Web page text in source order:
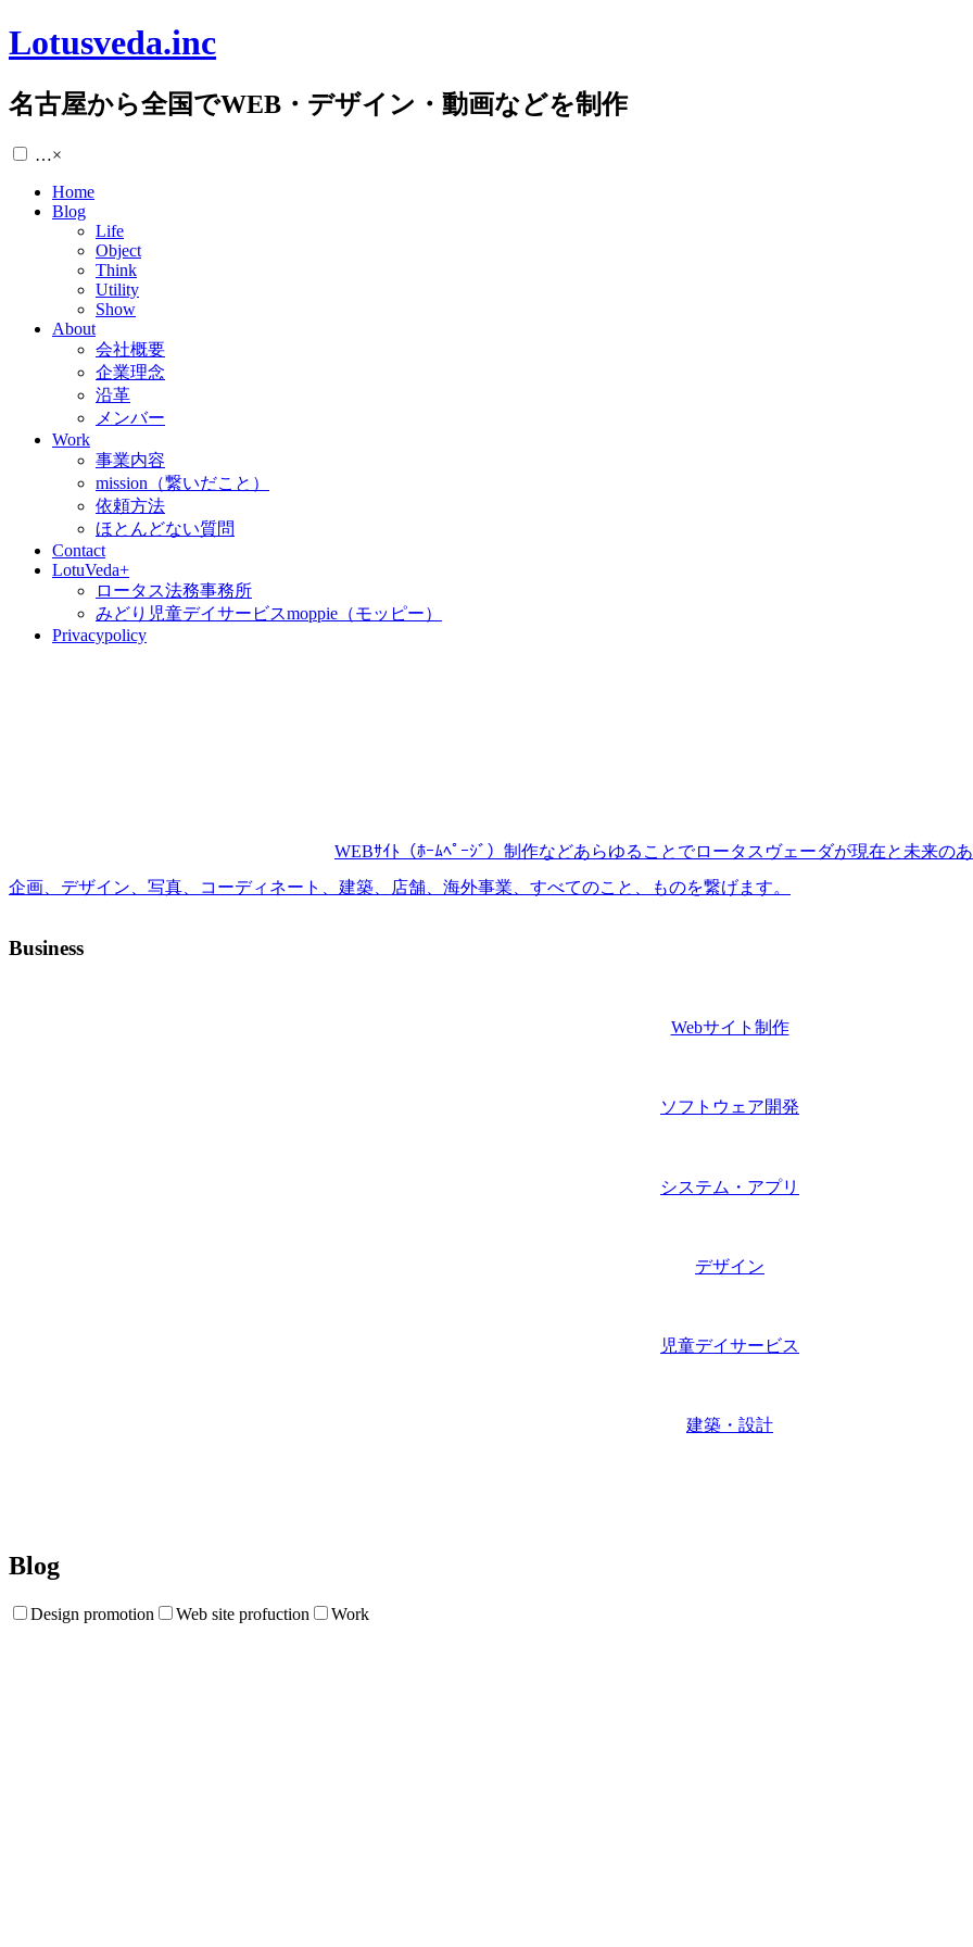
Lotusveda.inc
名古屋から全国でWEB・デザイン・動画などを制作
…×
Home
Blog
Life
Object
Think
Utility
Show
About
会社概要
企業理念
沿革
メンバー
Work
事業内容
mission（繋いだこと）
依頼方法
ほとんどない質問
Contact
LotuVeda+
ロータス法務事務所
みどり児童デイサービスmoppie（モッピー）
Privacypolicy
WEBｻｲﾄ（ﾎｰﾑﾍﾟｰｼﾞ）制作などあらゆることでロータスヴェーダが現在と未来の
企画、デザイン、写真、コーディネート、建築、店舗、海外事業、すべてのこと、ものを繋げます。
Business
Webサイト制作
ソフトウェア開発
システム・アプリ
デザイン
児童デイサービス
建築・設計
Blog
Design promotion Web site profuction Work